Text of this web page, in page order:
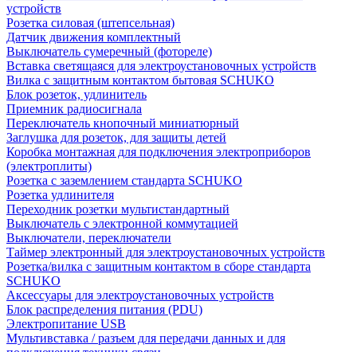
устройств
Розетка силовая (штепсельная)
Датчик движения комплектный
Выключатель сумеречный (фотореле)
Вставка светящаяся для электроустановочных устройств
Вилка с защитным контактом бытовая SCHUKO
Блок розеток, удлинитель
Приемник радиосигнала
Переключатель кнопочный миниатюрный
Заглушка для розеток, для защиты детей
Коробка монтажная для подключения электроприборов
(электроплиты)
Розетка с заземлением стандарта SCHUKO
Розетка удлинителя
Переходник розетки мультистандартный
Выключатель с электронной коммутацией
Выключатели, переключатели
Таймер электронный для электроустановочных устройств
Розетка/вилка с защитным контактом в сборе стандарта
SCHUKO
Аксессуары для электроустановочных устройств
Блок распределения питания (PDU)
Электропитание USB
Мультивставка / разъем для передачи данных и для